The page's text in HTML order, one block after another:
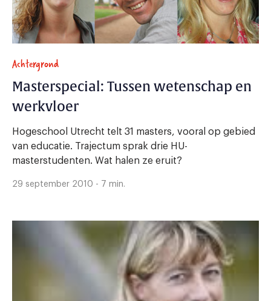
Achtergrond
Masterspecial: Tussen wetenschap en
werkvloer
Hogeschool Utrecht telt 31 masters, vooral op gebied
van educatie. Trajectum sprak drie HU-
masterstudenten. Wat halen ze eruit?
29 september 2010 - 7 min.